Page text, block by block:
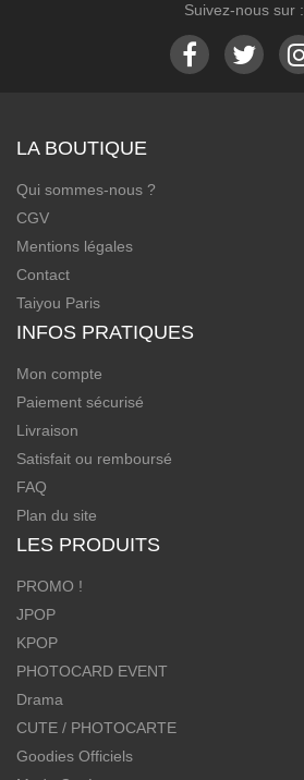
Suivez-nous sur :
LA BOUTIQUE
Qui sommes-nous ?
CGV
Mentions légales
Contact
Taiyou Paris
INFOS PRATIQUES
Mon compte
Paiement sécurisé
Livraison
Satisfait ou remboursé
FAQ
Plan du site
LES PRODUITS
PROMO !
JPOP
KPOP
PHOTOCARD EVENT
Drama
CUTE / PHOTOCARTE
Goodies Officiels